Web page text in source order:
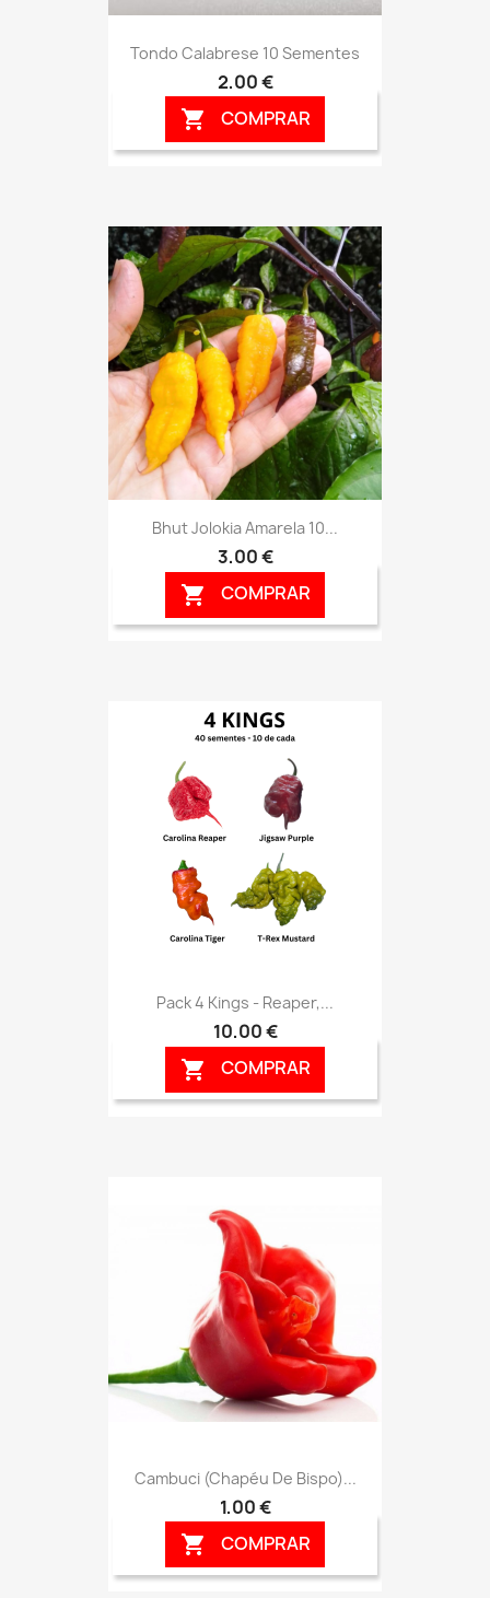
Tondo Calabrese 10 Sementes
2,00 €
 COMPRAR
Bhut Jolokia Amarela 10...
3,00 €
 COMPRAR
Pack 4 Kings - Reaper,...
10,00 €
 COMPRAR
Cambuci (Chapéu De Bispo)...
1,00 €
 COMPRAR